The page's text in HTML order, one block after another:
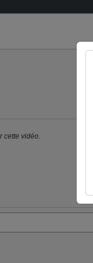
cette vidéo.